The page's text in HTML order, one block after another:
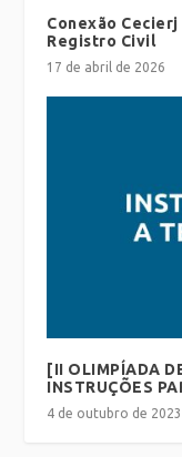
Conexão
Registro Civil
17 de abril de 2026
[II OLIMPÍADA
INSTRUÇÕES
4 de outubro de 2023